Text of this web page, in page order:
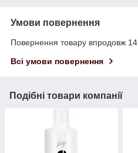
Умови повернення
Повернення товару впродовж 14
Всі умови повернення
Подібні товари компанії